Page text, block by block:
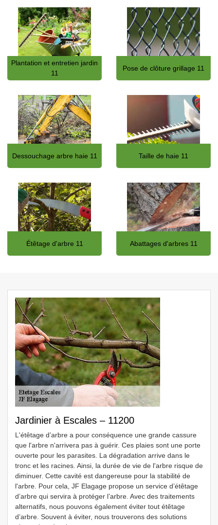
Plantation et entretien jardin
11
Pose de clôture grillage 11
Dessouchage arbre haie 11 Taille de haie 11
Étêtage d'arbre 11 Abattages d'arbres 11
Jardinier à Escales – 11200
L'étêtage d’arbre a pour conséquence une grande cassure
que l'arbre n'arrivera pas à guérir. Ces plaies sont une porte
ouverte pour les parasites. La dégradation arrive dans le
tronc et les racines. Ainsi, la durée de vie de l'arbre risque de
diminuer. Cette cavité est dangereuse pour la stabilité de
l'arbre. Pour cela, JF Elagage propose un service d’étêtage
d’arbre qui servira à protéger l’arbre. Avec des traitements
alternatifs, nous pouvons également éviter tout étêtage
d’arbre. Souvent à éviter, nous trouverons des solutions